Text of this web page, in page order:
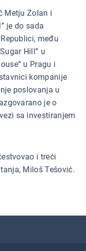
Metju Zolan i
je do sada
među
Hill” u
u Pragu i
kompanije
poslovanja u
je o
sa investiranjem
i treći
Miloš Tešović.